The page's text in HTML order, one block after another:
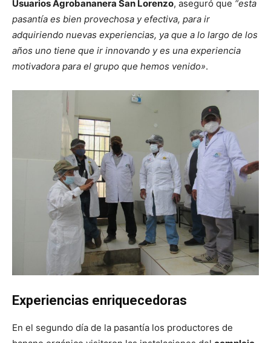
Usuarios Agrobananera San Lorenzo, aseguró que “esta
pasantía es bien provechosa y efectiva, para ir
adquiriendo nuevas experiencias, ya que a lo largo de los
años uno tiene que ir innovando y es una experiencia
motivadora para el grupo que hemos venido».
Experiencias enriquecedoras
En el segundo día de la pasantía los productores de